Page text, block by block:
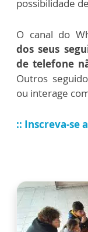
possibilidade de
O canal do
dos seus
de telefone
Outros
ou interage
:: Inscreva-se